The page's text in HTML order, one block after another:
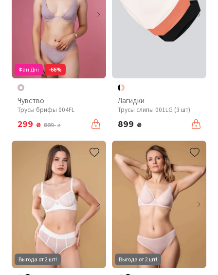
Фан Дні -66%
Чувство
Трусы брифы 004FL
299 ₴ 889₴
Лагидки
Трусы слипы 001LG (3 шт)
899 ₴
Выгода от 2 шт! Выгода от 2 шт!